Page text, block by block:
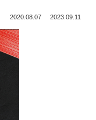
2020.08.07 2023.09.11